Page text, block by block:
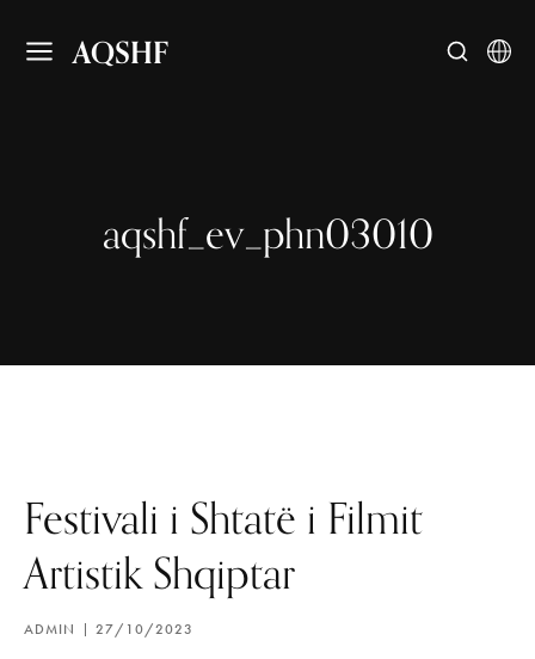
AQSHF
aqshf_ev_phn03010
Festivali i Shtatë i Filmit
Artistik Shqiptar
ADMIN 27/10/2023